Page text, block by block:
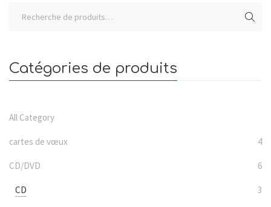
Catégories de produits
All Category
cartes de vœux 4
CD/DVD 6
CD 3